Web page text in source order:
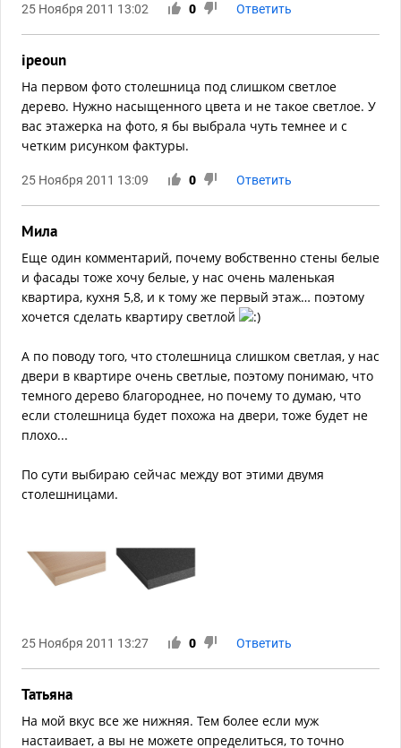
25 Ноября 2011 13:02 0 Ответить
ipeoun
На первом фото столешница под слишком светлое
дерево. Нужно насыщенного цвета и не такое светлое. У
вас этажерка на фото, я бы выбрала чуть темнее и с
четким рисунком фактуры.
25 Ноября 2011 13:09 0 Ответить
Мила
Еще один комментарий, почему вобственно стены белые
и фасады тоже хочу белые, у нас очень маленькая
квартира, кухня 5,8, и к тому же первый этаж… поэтому
хочется сделать квартиру светлой
А по поводу того, что столешница слишком светлая, у нас
двери в квартире очень светлые, поэтому понимаю, что
темного дерево благороднее, но почему то думаю, что
если столешница будет похожа на двери, тоже будет не
плохо...
По сути выбираю сейчас между вот этими двумя
столешницами.
25 Ноября 2011 13:27 0 Ответить
Татьяна
На мой вкус все же нижняя. Тем более если муж
настаивает, а вы не можете определиться, то точно